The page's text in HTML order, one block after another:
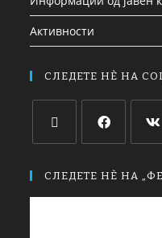
Активности
СЛЕДЕТЕ НЀ НА
СЛЕДЕТЕ НЀ НА